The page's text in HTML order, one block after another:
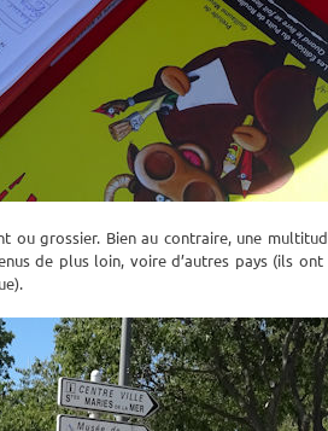
ou grossier. Bien au contraire, une
de plus loin, voire d’autres pays (ils